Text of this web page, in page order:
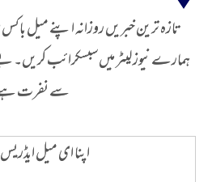
تازہ ترین خبریں روزانہ اپنے میل
ہمارے نیوز لیٹر میں سبسکرائب کریں۔
سے نفرت
اپنا ای میل